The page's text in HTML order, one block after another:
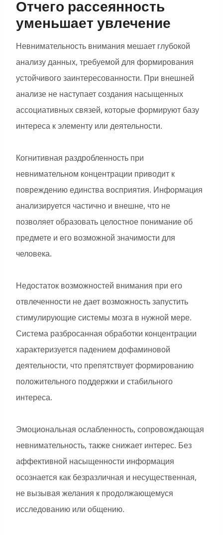
Отчего рассеянность
уменьшает увлечение
Невнимательность внимания мешает глубокой
анализу данных, требуемой для формирования
устойчивого заинтересованности. При внешней
анализе не наступает создания насыщенных
ассоциативных связей, которые формируют базу
интереса к элементу или деятельности.
Когнитивная раздробленность при
невнимательном концентрации приводит к
повреждению единства восприятия. Информация
анализируется частично и внешне, что не
позволяет образовать целостное понимание об
предмете и его возможной значимости для
человека.
Недостаток возможностей внимания при его
отвлеченности не дает возможность запустить
стимулирующие системы мозга в нужной мере.
Система разбросанная обработки концентрации
характеризуется падением дофаминовой
деятельности, что препятствует формированию
положительного поддержки и стабильного
интереса.
Эмоциональная ослабленность, сопровождающая
невнимательность, также снижает интерес. Без
аффективной насыщенности информация
осознается как безразличная и несущественная,
не вызывая желания к продолжающемуся
исследованию или общению.